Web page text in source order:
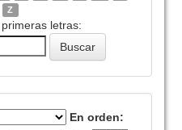
Z
letras:
En orden: